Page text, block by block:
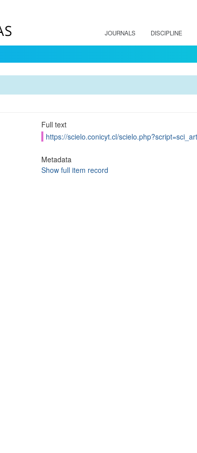
JOURNALS DISCIPLINE
Full text
https://scielo.conicyt.cl/
Metadata
Show full item record